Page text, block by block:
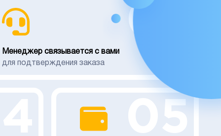
02
Менеджер связывается с вами
для подтверждения заказа
05